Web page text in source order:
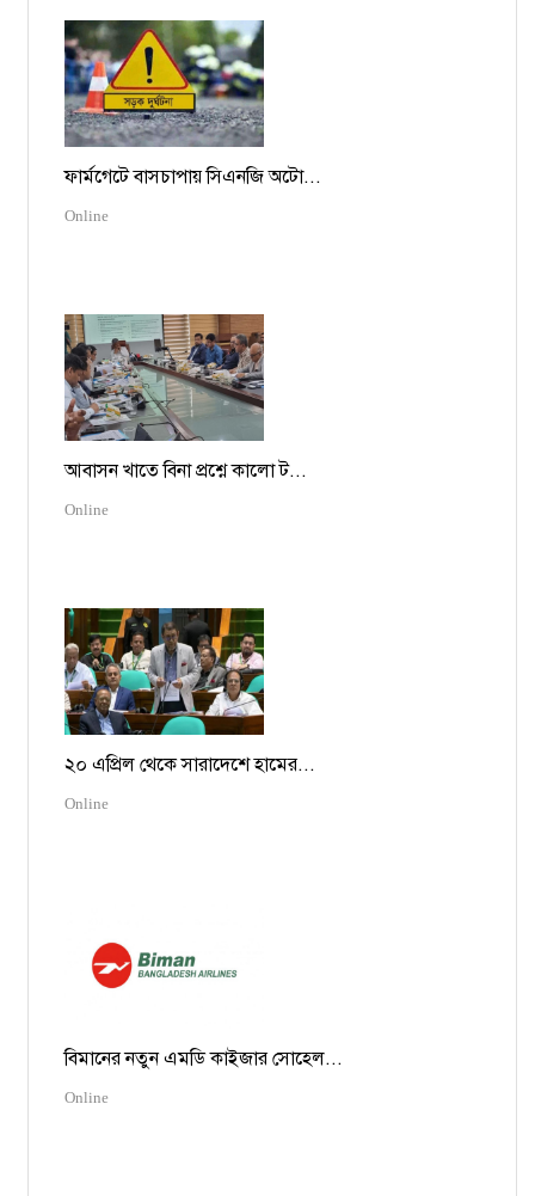
ফার্মগেটে বাসচাপায় সিএনজি অটো...
Online
আবাসন খাতে বিনা প্রশ্নে কালো ট...
Online
২০ এপ্রিল থেকে সারাদেশে হামের...
Online
বিমানের নতুন এমডি কাইজার সোহেল...
Online